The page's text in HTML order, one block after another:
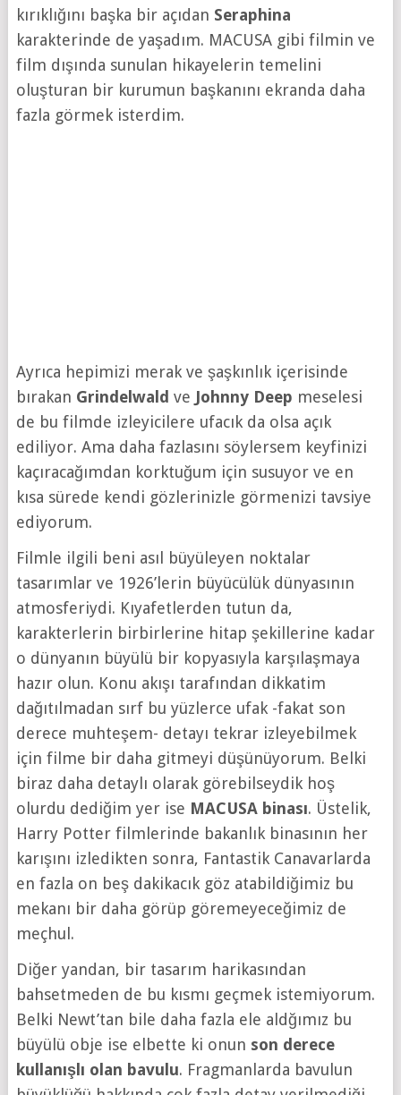
kırıklığını başka bir açıdan Seraphina
karakterinde de yaşadım. MACUSA gibi filmin ve
film dışında sunulan hikayelerin temelini
oluşturan bir kurumun başkanını ekranda daha
fazla görmek isterdim.
Ayrıca hepimizi merak ve şaşkınlık içerisinde
bırakan Grindelwald ve Johnny Deep meselesi
de bu filmde izleyicilere ufacık da olsa açık
ediliyor. Ama daha fazlasını söylersem keyfinizi
kaçıracağımdan korktuğum için susuyor ve en
kısa sürede kendi gözlerinizle görmenizi tavsiye
ediyorum.
Filmle ilgili beni asıl büyüleyen noktalar
tasarımlar ve 1926’lerin büyücülük dünyasının
atmosferiydi. Kıyafetlerden tutun da,
karakterlerin birbirlerine hitap şekillerine kadar
o dünyanın büyülü bir kopyasıyla karşılaşmaya
hazır olun. Konu akışı tarafından dikkatim
dağıtılmadan sırf bu yüzlerce ufak -fakat son
derece muhteşem- detayı tekrar izleyebilmek
için filme bir daha gitmeyi düşünüyorum. Belki
biraz daha detaylı olarak görebilseydik hoş
olurdu dediğim yer ise MACUSA binası. Üstelik,
Harry Potter filmlerinde bakanlık binasının her
karışını izledikten sonra, Fantastik Canavarlarda
en fazla on beş dakikacık göz atabildiğimiz bu
mekanı bir daha görüp göremeyeceğimiz de
meçhul.
Diğer yandan, bir tasarım harikasından
bahsetmeden de bu kısmı geçmek istemiyorum.
Belki Newt’tan bile daha fazla ele aldğımız bu
büyülü obje ise elbette ki onun son derece
kullanışlı olan bavulu. Fragmanlarda bavulun